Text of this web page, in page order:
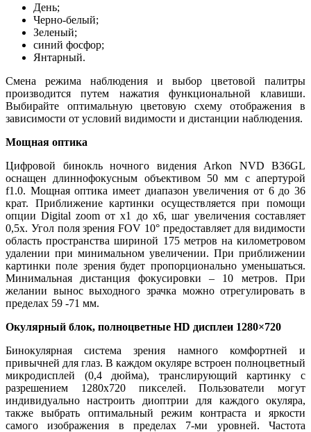
День;
Черно-белый;
Зеленый;
синий фосфор;
Янтарный.
Смена режима наблюдения и выбор цветовой палитры
производится путем нажатия функциональной клавиши.
Выбирайте оптимальную цветовую схему отображения в
зависимости от условий видимости и дистанции наблюдения.
Мощная оптика
Цифровой бинокль ночного видения Arkon NVD B36GL
оснащен длиннофокусным объективом 50 мм с апертурой
f1.0. Мощная оптика имеет диапазон увеличения от 6 до 36
крат. Приближение картинки осуществляется при помощи
опции Digital zoom от x1 до х6, шаг увеличения составляет
0,5х. Угол поля зрения FOV 10° предоставляет для видимости
область пространства шириной 175 метров на километровом
удалении при минимальном увеличении. При приближении
картинки поле зрения будет пропорционально уменьшаться.
Минимальная дистанция фокусировки – 10 метров. При
желании вынос выходного зрачка можно отрегулировать в
пределах 59 -71 мм.
Окулярный блок, полноцветные HD дисплеи 1280×720
Бинокулярная система зрения намного комфортней и
привычней для глаз. В каждом окуляре встроен полноцветный
микродисплей (0,4 дюйма), транслирующий картинку с
разрешением 1280x720 пикселей. Пользователи могут
индивидуально настроить диоптрии для каждого окуляра,
также выбрать оптимальный режим контраста и яркости
самого изображения в пределах 7-ми уровней. Частота